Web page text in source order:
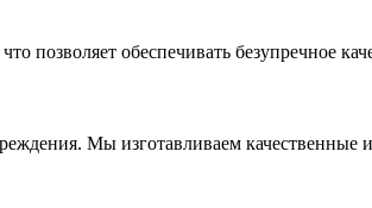
позволяет обеспечивать безупречное
Мы изготавливаем качественные